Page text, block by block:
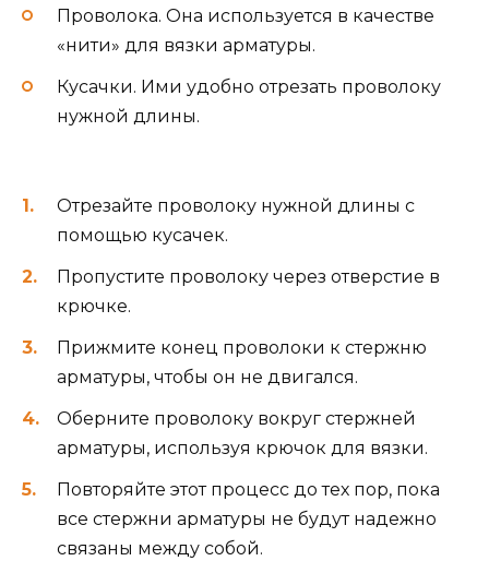
Проволока. Она используется в качестве
«нити» для вязки арматуры.
Кусачки. Ими удобно отрезать проволоку
нужной длины.
Отрезайте проволоку нужной длины с
помощью кусачек.
Пропустите проволоку через отверстие в
крючке.
Прижмите конец проволоки к стержню
арматуры, чтобы он не двигался.
Оберните проволоку вокруг стержней
арматуры, используя крючок для вязки.
Повторяйте этот процесс до тех пор, пока
все стержни арматуры не будут надежно
связаны между собой.